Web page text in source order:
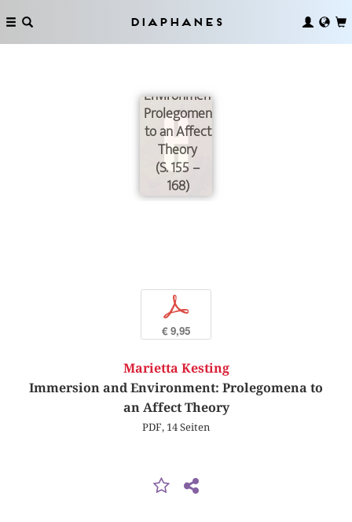
Diaphanes
Environment:
Prolegomena
to an Affect
Theory
(S. 155 –
168)
p
€ 9,95
Marietta Kesting
Immersion and Environment: Prolegomena to
an Affect Theory
PDF, 14 Seiten